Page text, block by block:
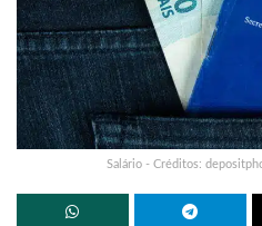
Salário - Créditos: